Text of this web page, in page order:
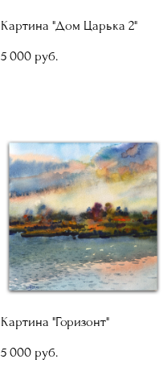
Картина "Дом Царька 2"
5 000 pуб.
Картина "Горизонт"
5 000 pуб.